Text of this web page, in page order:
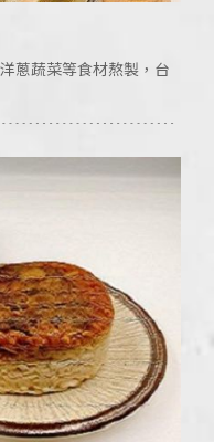
蔥蔬菜等食材熬製，台